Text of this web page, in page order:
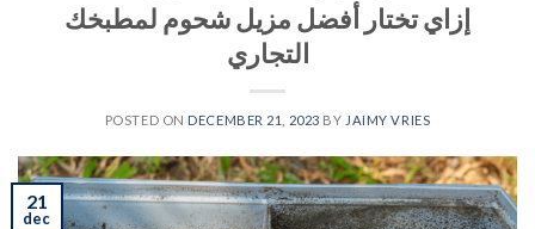
إزاي تختار أفضل مزيل شحوم لمطبخك
التجاري
POSTED ON DECEMBER 21, 2023 BY JAIMY VRIES
21
dec